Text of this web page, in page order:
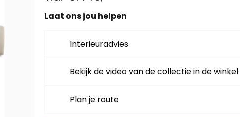
Laat ons jou helpen
Interieuradvies
Bekijk de video van de collectie in de winkel
Plan je route